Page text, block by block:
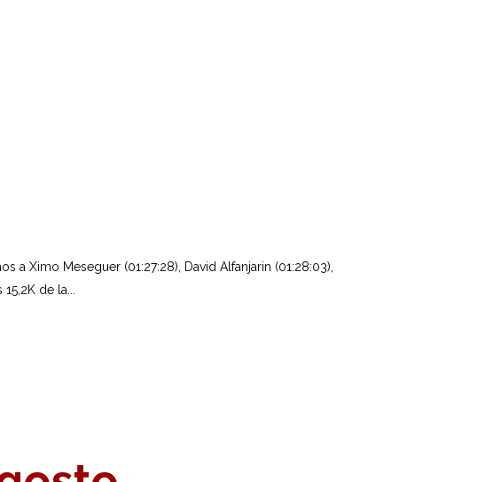
a Ximo Meseguer (01:27:28), David Alfanjarin (01:28:03),
de la...